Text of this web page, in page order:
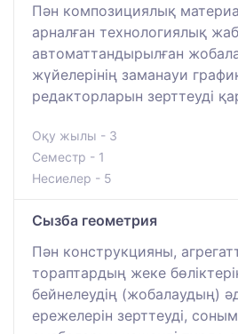
Пән композициялық
арналған технологиялық
автоматтандырылған
жүйелерінің заманауи
редакторларын зерттеуді
Оқу жылы - 3
Семестр - 1
Несиелер - 5
Сызба геометрия
Пән конструкцияны,
тораптардың жеке
бейнелеудің (жобалаудың)
ережелерін зерттеуді,